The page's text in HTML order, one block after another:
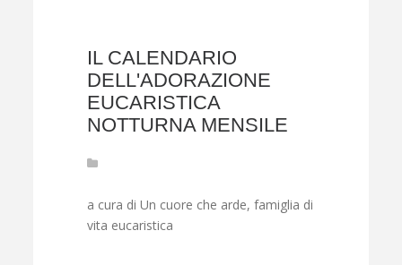
IL CALENDARIO
DELL'ADORAZIONE
EUCARISTICA
NOTTURNA MENSILE
a cura di Un cuore che arde, famiglia di
vita eucaristica